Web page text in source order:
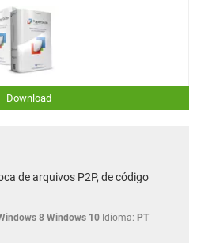
Download
de arquivos P2P, de código
8 Windows 10 Idioma: PT